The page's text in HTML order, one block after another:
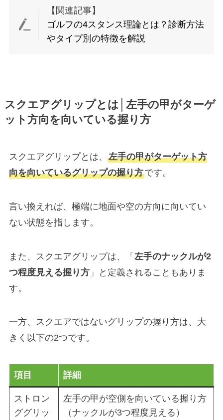
【関連記事】
ゴルフの4スタンス理論とは？診断方法
やタイプ別の特徴を解説
スクエアグリップとは│左手の甲がターゲ
ット方向を向いている握り方
スクエアグリップとは、 左手の甲がターゲット方
向を向いているグリップの握り方です。
言い換えれば、極端に地面や空の方向に向いてい
ない状態を指します。
また、スクエアグリップは、「 左手のナックルが2
つ程度見える握り方」と定義されることもありま
す。
一方、スクエアではないグリップの握り方は、大
きく以下の2つです。
項目 詳細
ストロン
ググリッ
左手の甲が空側を向いている握り方
（ナックルが3つ程度見える）